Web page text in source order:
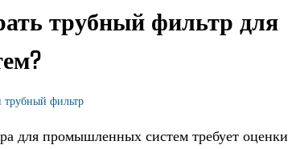
трубный фильтр для
фильтр
для промышленных систем требует оценки